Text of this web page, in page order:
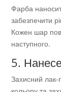
Фарба
забезпечити
Кожен шар
наступного.
5.
Захисний